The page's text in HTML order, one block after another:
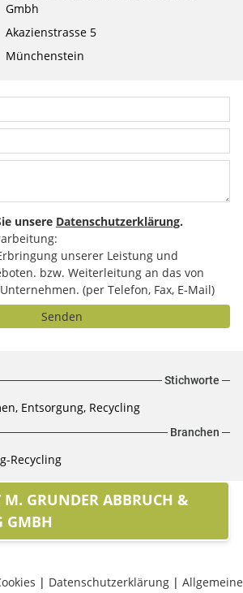
Gmbh
Akazienstrasse 5
Münchenstein
unsere Datenschutzerklärung.
unserer Leistung und
bzw. Weiterleitung an das von
(per Telefon, Fax, E-Mail)
Senden
Stichworte
Entsorgung, Recycling
Branchen
Recycling
GRUNDER ABBRUCH &
GMBH
| Datenschutzerklärung | Allgemeine